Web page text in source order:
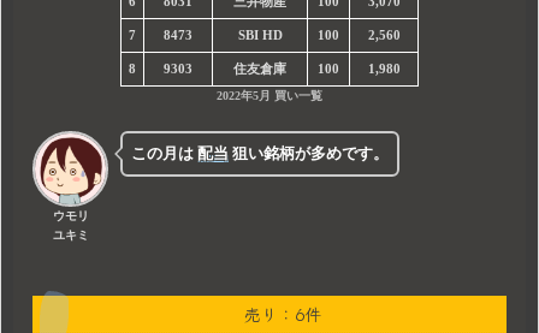
7 8473 SBI HD 100 2,560
8 9303 住友倉庫 100 1,980
2022年5月 買い一覧
ウモリ
ユキミ
この月は配当 狙い銘柄が多めです。
売り：6件